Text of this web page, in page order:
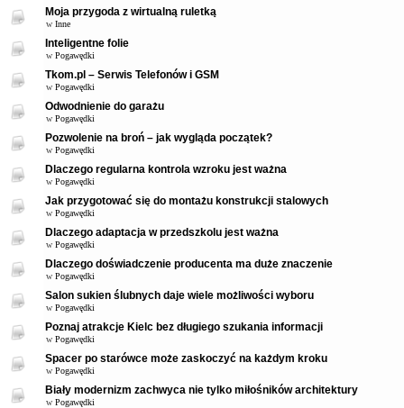
Moja przygoda z wirtualną ruletką
w Inne
Inteligentne folie
w Pogawędki
Tkom.pl – Serwis Telefonów i GSM
w Pogawędki
Odwodnienie do garażu
w Pogawędki
Pozwolenie na broń – jak wygląda początek?
w Pogawędki
Dlaczego regularna kontrola wzroku jest ważna
w Pogawędki
Jak przygotować się do montażu konstrukcji stalowych
w Pogawędki
Dlaczego adaptacja w przedszkolu jest ważna
w Pogawędki
Dlaczego doświadczenie producenta ma duże znaczenie
w Pogawędki
Salon sukien ślubnych daje wiele możliwości wyboru
w Pogawędki
Poznaj atrakcje Kielc bez długiego szukania informacji
w Pogawędki
Spacer po starówce może zaskoczyć na każdym kroku
w Pogawędki
Biały modernizm zachwyca nie tylko miłośników architektury
w Pogawędki